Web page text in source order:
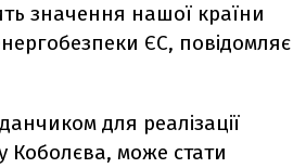
значення нашої країни
ЄС, повідомляє
для реалізації
Коболєва, може стати